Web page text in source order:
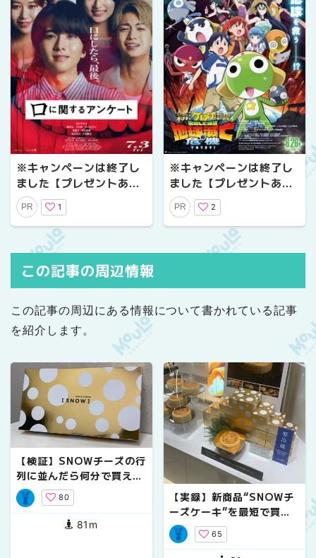
※キャンペーンは終了し
ました【プレゼントあ
り】『口に関するアンケ
ート』公開記念プレゼン
トキャンペーン〜口にま
つわるゾワっとミステリ
PR 1
※キャンペーンは終了し
ました【プレゼントあ
り】『新劇場版☆ケロロ
軍曹 復活して速攻地球滅
亡の危機であります！』
公開記念プレゼントキャ
曹』が帰ってくる！！
PR 2
この記事の周辺情報
この記事の周辺にある情報について書かれている記事
を紹介します。
【検証】SNOWチーズの行
列に並んだら何分で買える
のか？
80
81m
【実録】新商品“SNOWチ
ーズケーキ”を最短で買う
方法
65